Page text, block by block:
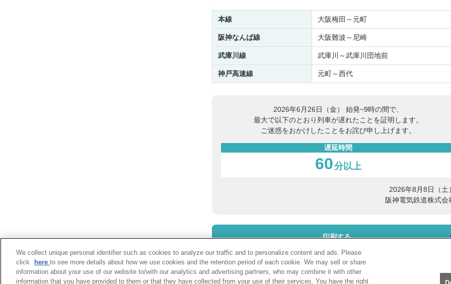
本線 大阪梅田～元町
阪神なんば線 大阪難波～尼崎
武庫川線 武庫川～武庫川団地前
神戸高速線 元町～西代
2026年6月26日（金） 始発~9時の間で、
最大で以下のとおり列車が遅れたことを証明します。
ご迷惑をおかけしたことをお詫び申し上げます。
遅延時間
60分以上
2026年8月8日（土）
阪神電気鉄道株式会
印刷する
PDF表示
We collect unique personal identifier such as cookies to analyze our traffic and to personalize content and ads. Please
click
here to see more details about how we use cookies and the retention period of each cookie. We may sell or share
information about your use of our website to/with our analytics and advertising partners, who may combine it with other
information that you have provided to them or that they have collected from your use of their services. You have the right